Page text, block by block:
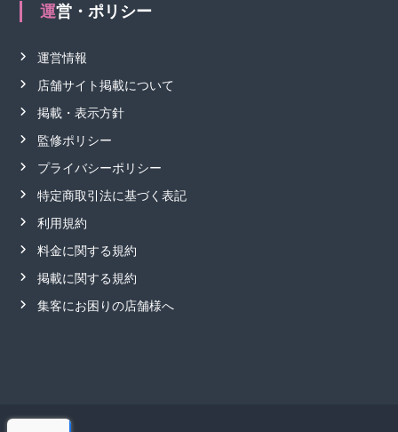
運営・ポリシー
運営情報
店舗サイト掲載について
掲載・表示方針
監修ポリシー
プライバシーポリシー
特定商取引法に基づく表記
利用規約
料金に関する規約
掲載に関する規約
集客にお困りの店舗様へ